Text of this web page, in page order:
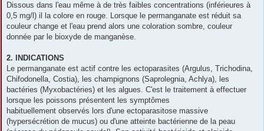
Dissous dans l'eau même à de très faibles concentrations (inférieures à
0,5 mg/l) il la colore en rouge. Lorsque le permanganate est réduit sa
couleur change et l'eau prend alors une coloration sombre, couleur
donnée par le bioxyde de manganèse.
2. INDICATIONS
Le permanganate est actif contre les ectoparasites (Argulus, Trichodina,
Chifodonella, Costia), les champignons (Saprolegnia, Achlya), les
bactéries (Myxobactéries) et les algues. C'est le traitement à effectuer
lorsque les poissons présentent les symptômes
habituellement observés lors d'une ectoparasitose massive
(hypersécrétion de mucus) ou d'une atteinte bactérienne de la peau